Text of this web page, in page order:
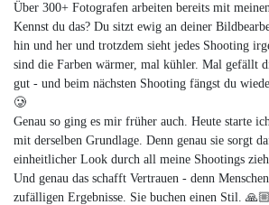
Über 300+ Fotografen arbeiten bereits mit
Kennst du das? Du sitzt ewig an deiner
hin und her und trotzdem sieht jedes Shooting
sind die Farben wärmer, mal kühler. Mal gefällt
gut - und beim nächsten Shooting fängst du
🥲
Genau so ging es mir früher auch. Heute starte
mit derselben Grundlage. Denn genau sie sorgt
einheitlicher Look durch all meine Shootings
Und genau das schafft Vertrauen - denn
zufälligen Ergebnisse. Sie buchen einen Stil. 🙏🏼